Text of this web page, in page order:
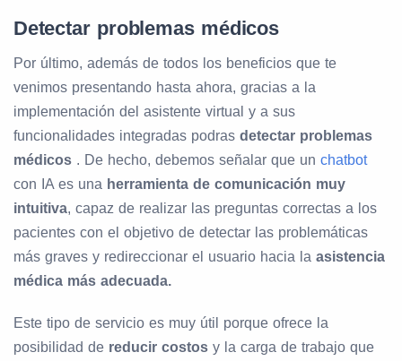
Detectar problemas médicos
Por último, además de todos los beneficios que te
venimos presentando hasta ahora, gracias a la
implementación del asistente virtual y a sus
funcionalidades integradas podras detectar problemas
médicos . De hecho, debemos señalar que un chatbot
con IA es una herramienta de comunicación muy
intuitiva, capaz de realizar las preguntas correctas a los
pacientes con el objetivo de detectar las problemáticas
más graves y redireccionar el usuario hacia la asistencia
médica más adecuada.
Este tipo de servicio es muy útil porque ofrece la
posibilidad de reducir costos y la carga de trabajo que